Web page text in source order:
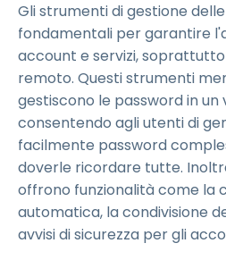
Gli strumenti di gestione
fondamentali per garantire
account e servizi,
remoto. Questi strumenti
gestiscono le password in
consentendo agli utenti di
facilmente password
doverle ricordare tutte.
offrono funzionalità come la
automatica, la condivisione
avvisi di sicurezza per gli